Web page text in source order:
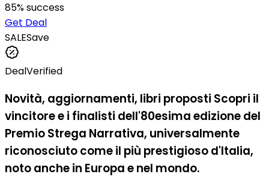
85% success
Get Deal
SALESave
DealVerified
Novità, aggiornamenti, libri proposti Scopri il
vincitore e i finalisti dell'80esima edizione del
Premio Strega Narrativa, universalmente
riconosciuto come il più prestigioso d'Italia,
noto anche in Europa e nel mondo.